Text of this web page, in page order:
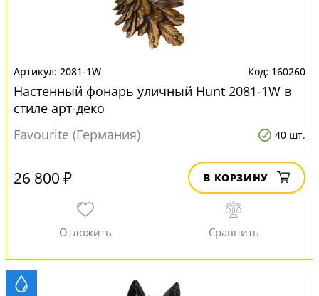
2081-1W 160260
Настенный фонарь уличный Hunt 2081-1W в
стиле арт-деко
Favourite (Германия)
40 шт.
26 800 ₽ В КОРЗИНУ